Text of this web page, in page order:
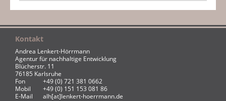
Kontakt
Andrea Lenkert-Hörrmann
Agentur für nachhaltige Entwicklung
Blücherstr. 11
76185 Karlsruhe
Fon
+49 (0) 721 381 0662
Mobil
+49 (0) 151 153 081 86
E-Mail
alh[at]lenkert-hoerrmann.de